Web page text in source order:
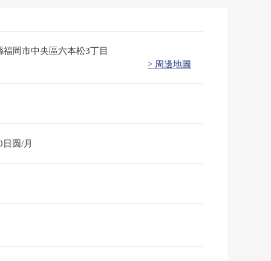
福岡市中央區六本松3丁目
> 周邊地圖
日圆/月